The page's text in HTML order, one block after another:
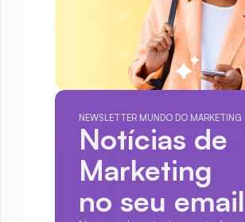
NEWSLETTER MUNDO DO MARKETING
Notícias de
Marketing
no seu email